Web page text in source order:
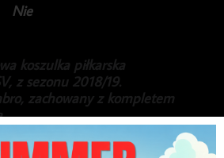
Nie
koszulka piłkarska
z sezonu 2018/19.
zachowany z kompletem
klubie występowali m.in: Luuk
czy Denzel Dumfries.